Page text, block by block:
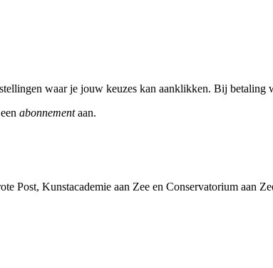
waar je jouw keuzes kan aanklikken. Bij
abonnementaan.
Post, Kunstacademie aan Zee en Conservatorium aan